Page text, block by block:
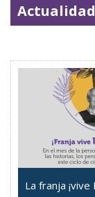
Actualidad
La franja ¡vive